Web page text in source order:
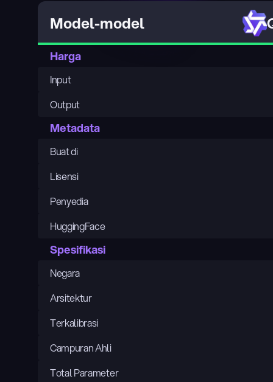
Model-model
Harga
Input
Output
Metadata
Buat di
Lisensi
Penyedia
HuggingFace
Spesifikasi
Negara
Arsitektur
Terkalibrasi
Campuran Ahli
Total Parameter